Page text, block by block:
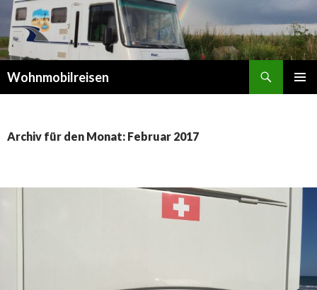
Wohnmobilreisen
Archiv für den Monat: Februar 2017